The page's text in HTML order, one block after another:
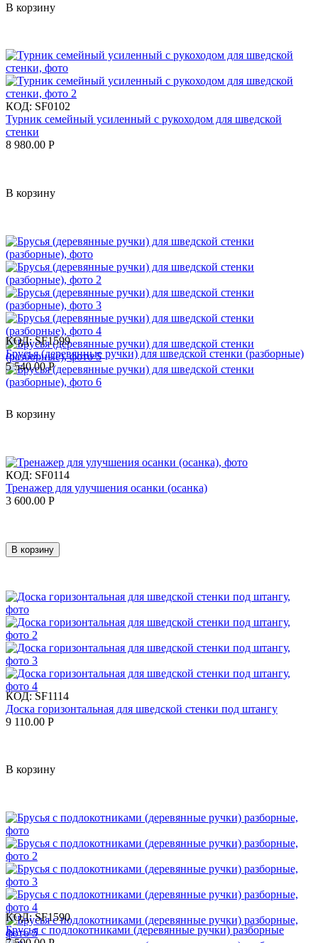
В корзину
КОД: SF0102
Турник семейный усиленный с рукоходом для шведской
стенки
8 980.00 Р
В корзину
КОД: SF1599
Брусья (деревянные ручки) для шведской стенки (разборные)
5 540.00 Р
В корзину
КОД: SF0114
Тренажер для улучшения осанки (осанка)
3 600.00 Р
В корзину
КОД: SF1114
Доска горизонтальная для шведской стенки под штангу
9 110.00 Р
В корзину
КОД: SF1590
Брусья с подлокотниками (деревянные ручки) разборные